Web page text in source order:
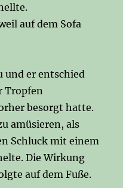
auf dem Sofa
und er entschied
Tropfen
besorgt hatte.
amüsieren, als
Schluck mit einem
Die Wirkung
auf dem Fuße.